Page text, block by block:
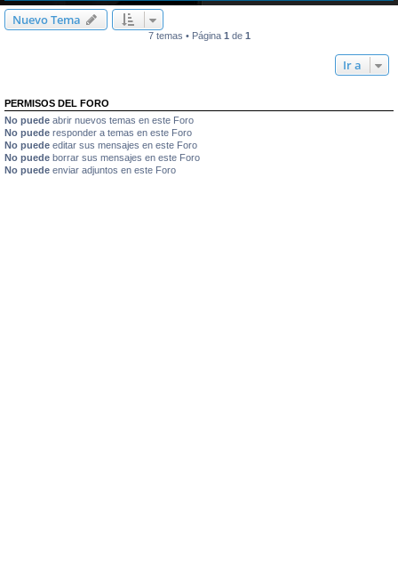
Nuevo Tema
7 temas • Página 1 de 1
Ir a
PERMISOS DEL FORO
No puede abrir nuevos temas en este Foro
No puede responder a temas en este Foro
No puede editar sus mensajes en este Foro
No puede borrar sus mensajes en este Foro
No puede enviar adjuntos en este Foro